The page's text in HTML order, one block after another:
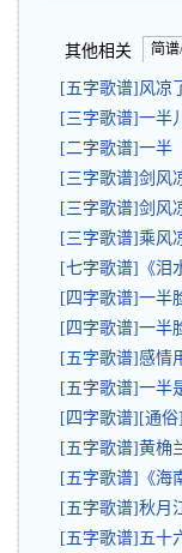
其他相关 简
[五字歌谱]风凉
[三字歌谱]一半
[二字歌谱]一半
[三字歌谱]剑风
[三字歌谱]剑风
[三字歌谱]乘风
[七字歌谱]《泪
[四字歌谱]一半
[四字歌谱]一半
[五字歌谱]感情
[五字歌谱]一半
[四字歌谱][通
[五字歌谱]黄桷
[五字歌谱]《海
[五字歌谱]秋月
[五字歌谱]五十